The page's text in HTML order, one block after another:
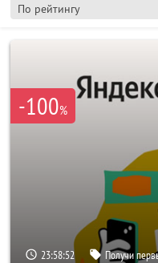
По рейтингу
-100%
23:58:50 Получи